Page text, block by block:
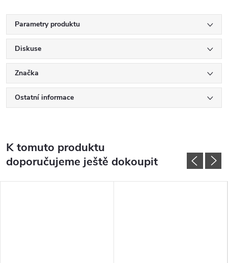
Parametry produktu
Diskuse
Značka
Ostatní informace
K tomuto produktu
doporučujeme ještě dokoupit